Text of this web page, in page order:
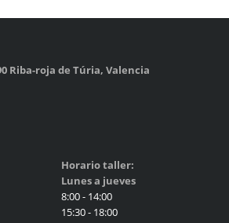
Riba-roja de Túria, Valencia
Horario taller:
Lunes a jueves
8:00 - 14:00
15:30 - 18:00